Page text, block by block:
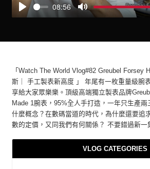
Play
08:56
Mute
「Watch The World Vlog#82 Greubel Forsey
斯｜ 手工製表新高度 」 年尾有一枚重量級腕
享給大家眾樂樂。頂級高端獨立製表品牌
Made 1腕表，95%全人手打造，一年只生產
什麼概念？在數碼當道的時代，為什麼還要追
數的定價，又同我們有何關係？ 不要錯過新一
VLOG CATEGORIES